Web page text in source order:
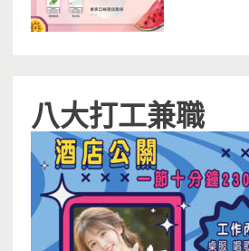
八大打工兼職